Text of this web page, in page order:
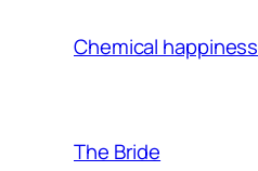
Chemical happiness
The Bride